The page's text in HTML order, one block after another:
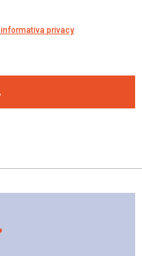
informativa privacy